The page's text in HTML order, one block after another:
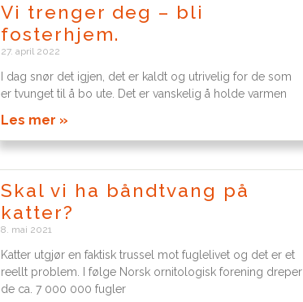
Vi trenger deg – bli
fosterhjem.
27. april 2022
I dag snør det igjen, det er kaldt og utrivelig for de som
er tvunget til å bo ute. Det er vanskelig å holde varmen
Les mer »
Skal vi ha båndtvang på
katter?
8. mai 2021
Katter utgjør en faktisk trussel mot fuglelivet og det er et
reellt problem. I følge Norsk ornitologisk forening dreper
de ca. 7 000 000 fugler